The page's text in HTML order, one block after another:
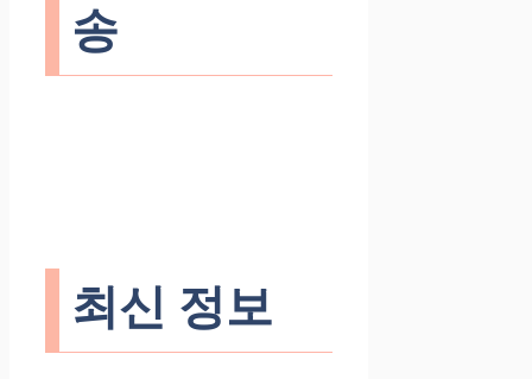
송
최신 정보